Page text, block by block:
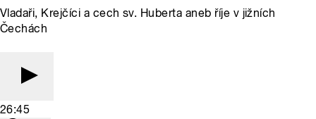
Vladaři, Krejčíci a cech sv. Huberta aneb říje v jižních
Čechách
26:45